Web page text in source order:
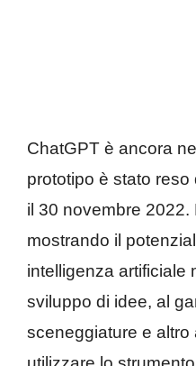
ChatGPT è ancora
prototipo è stato
il 30 novembre
mostrando il
intelligenza artificiale
sviluppo di idee, al
sceneggiature e